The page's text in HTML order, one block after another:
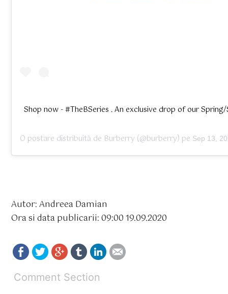
Shop now - #TheBSeries . An exclusive drop of our
O postare distribuită de Burberry (@burberry) pe Sep 13,
Autor: Andreea Damian
Ora si data publicarii: 09:00 19.09.2020
Comment Section